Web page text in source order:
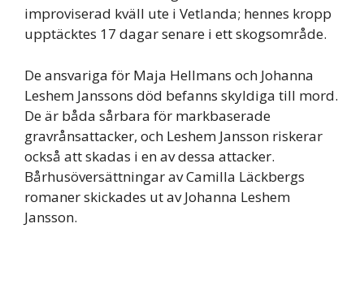
improviserad kväll ute i Vetlanda; hennes kropp
upptäcktes 17 dagar senare i ett skogsområde.
De ansvariga för Maja Hellmans och Johanna
Leshem Janssons död befanns skyldiga till mord.
De är båda sårbara för markbaserade
gravrånsattacker, och Leshem Jansson riskerar
också att skadas i en av dessa attacker.
Bårhusöversättningar av Camilla Läckbergs
romaner skickades ut av Johanna Leshem
Jansson.